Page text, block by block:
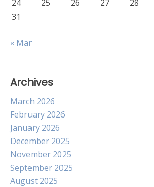
24 25 26 27 28
31
« Mar
Archives
March 2026
February 2026
January 2026
December 2025
November 2025
September 2025
August 2025